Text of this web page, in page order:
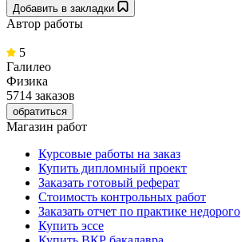
Добавить в закладки
Автор работы
5
Галилео
Физика
5714 заказов
обратиться
Магазин работ
Курсовые работы на заказ
Купить дипломный проект
Заказать готовый реферат
Стоимость контрольных работ
Заказать отчет по практике недорого
Купить эссе